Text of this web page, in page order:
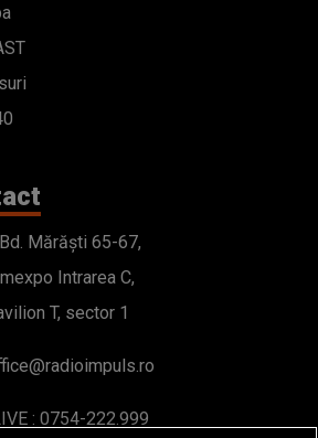
Bd. Mărăști 65-67,
Intrarea C,
T, sector 1
: 0754-222.999